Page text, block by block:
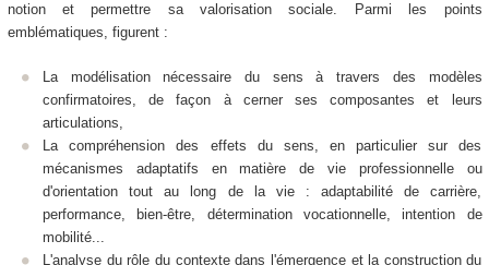
notion et permettre sa valorisation sociale. Parmi les points
emblématiques, figurent :
La modélisation nécessaire du sens à travers des modèles
confirmatoires, de façon à cerner ses composantes et leurs
articulations,
La compréhension des effets du sens, en particulier sur des
mécanismes adaptatifs en matière de vie professionnelle ou
d'orientation tout au long de la vie : adaptabilité de carrière,
performance, bien-être, détermination vocationnelle, intention de
mobilité...
L'analyse du rôle du contexte dans l'émergence et la construction du